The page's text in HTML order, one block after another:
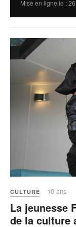
Mise en ligne le :
CULTURE 10 ans
La jeunesse
de la culture